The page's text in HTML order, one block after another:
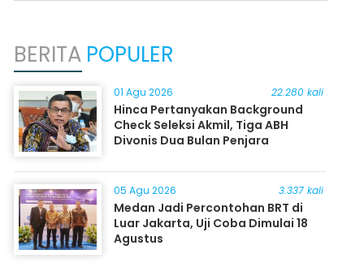
BERITA POPULER
01 Agu 2026 22.280 kali
Hinca Pertanyakan Background
Check Seleksi Akmil, Tiga ABH
Divonis Dua Bulan Penjara
05 Agu 2026 3.337 kali
Medan Jadi Percontohan BRT di
Luar Jakarta, Uji Coba Dimulai 18
Agustus